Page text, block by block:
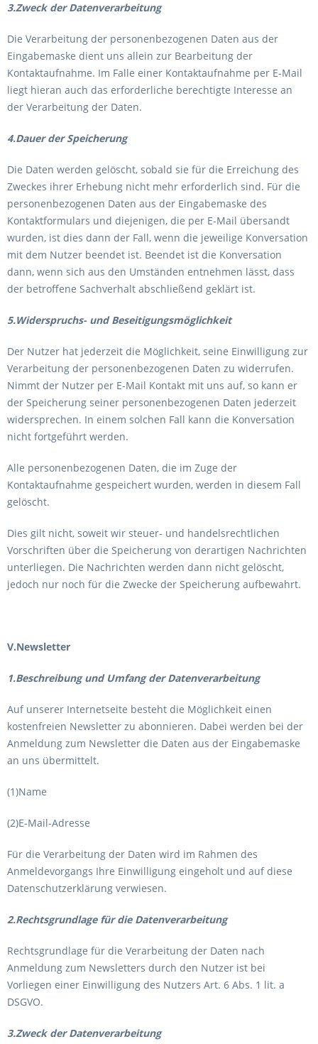
3.Zweck der Datenverarbeitung
Die Verarbeitung der personenbezogenen Daten aus der
Eingabemaske dient uns allein zur Bearbeitung der
Kontaktaufnahme. Im Falle einer Kontaktaufnahme per E-Mail
liegt hieran auch das erforderliche berechtigte Interesse an
der Verarbeitung der Daten.
4.Dauer der Speicherung
Die Daten werden gelöscht, sobald sie für die Erreichung des
Zweckes ihrer Erhebung nicht mehr erforderlich sind. Für die
personenbezogenen Daten aus der Eingabemaske des
Kontaktformulars und diejenigen, die per E-Mail übersandt
wurden, ist dies dann der Fall, wenn die jeweilige Konversation
mit dem Nutzer beendet ist. Beendet ist die Konversation
dann, wenn sich aus den Umständen entnehmen lässt, dass
der betroffene Sachverhalt abschließend geklärt ist.
5.Widerspruchs- und Beseitigungsmöglichkeit
Der Nutzer hat jederzeit die Möglichkeit, seine Einwilligung zur
Verarbeitung der personenbezogenen Daten zu widerrufen.
Nimmt der Nutzer per E-Mail Kontakt mit uns auf, so kann er
der Speicherung seiner personenbezogenen Daten jederzeit
widersprechen. In einem solchen Fall kann die Konversation
nicht fortgeführt werden.
Alle personenbezogenen Daten, die im Zuge der
Kontaktaufnahme gespeichert wurden, werden in diesem Fall
gelöscht.
Dies gilt nicht, soweit wir steuer- und handelsrechtlichen
Vorschriften über die Speicherung von derartigen Nachrichten
unterliegen. Die Nachrichten werden dann nicht gelöscht,
jedoch nur noch für die Zwecke der Speicherung aufbewahrt.
V.Newsletter
1.Beschreibung und Umfang der Datenverarbeitung
Auf unserer Internetseite besteht die Möglichkeit einen
kostenfreien Newsletter zu abonnieren. Dabei werden bei der
Anmeldung zum Newsletter die Daten aus der Eingabemaske
an uns übermittelt.
(1)Name
(2)E-Mail-Adresse
Für die Verarbeitung der Daten wird im Rahmen des
Anmeldevorgangs Ihre Einwilligung eingeholt und auf diese
Datenschutzerklärung verwiesen.
2.Rechtsgrundlage für die Datenverarbeitung
Rechtsgrundlage für die Verarbeitung der Daten nach
Anmeldung zum Newsletters durch den Nutzer ist bei
Vorliegen einer Einwilligung des Nutzers Art. 6 Abs. 1 lit. a
DSGVO.
3.Zweck der Datenverarbeitung